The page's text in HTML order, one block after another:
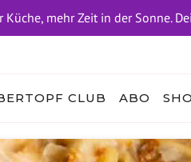
CLUB ABO
Küche, mehr Zeit in der Sonne.